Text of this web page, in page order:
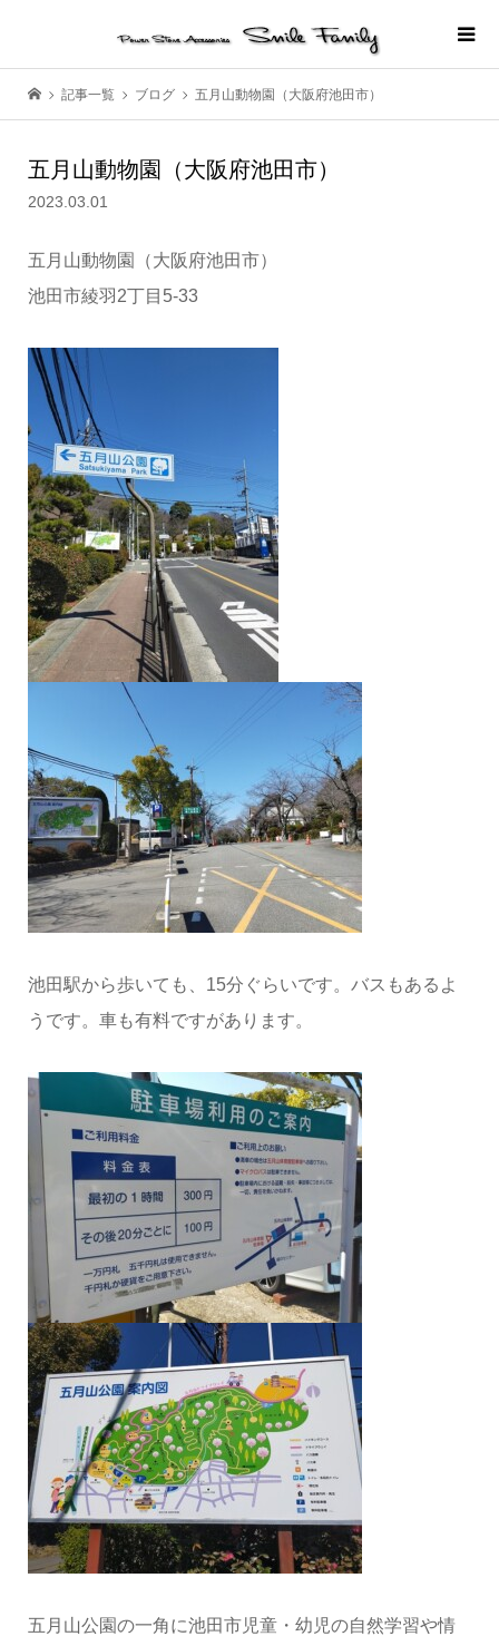
記事一覧 ブログ 五月山動物園（大阪府池田市）
五月山動物園（大阪府池田市）
2023.03.01
五月山動物園（大阪府池田市）
池田市綾羽2丁目5-33
池田駅から歩いても、15分ぐらいです。バスもあるよ
うです。車も有料ですがあります。
五月山公園の一角に池田市児童・幼児の自然学習や情